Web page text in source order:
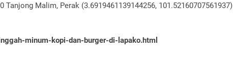
Malim, Perak (3.6919461139144256, 101.52160707561937)
minum-kopi-dan-burger-di-lapako.html